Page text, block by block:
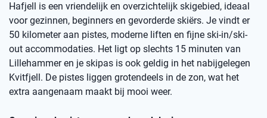
Hafjell is een vriendelijk en overzichtelijk skigebied, ideaal
voor gezinnen, beginners en gevorderde skiërs. Je vindt er
50 kilometer aan pistes, moderne liften en fijne ski-in/ski-
out accommodaties. Het ligt op slechts 15 minuten van
Lillehammer en je skipas is ook geldig in het nabijgelegen
Kvitfjell. De pistes liggen grotendeels in de zon, wat het
extra aangenaam maakt bij mooi weer.